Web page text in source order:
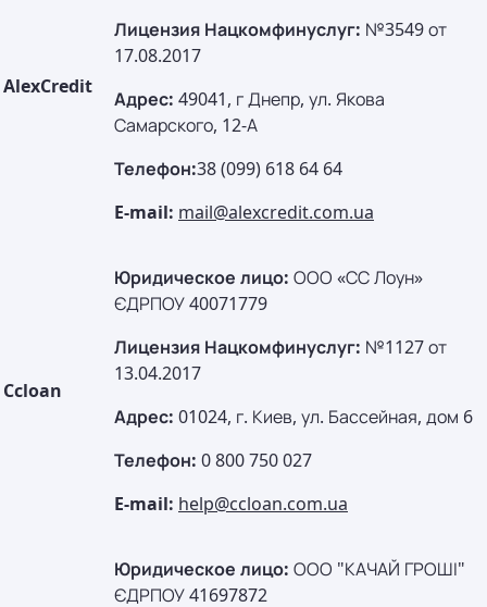
AlexCredit
Лицензия Нацкомфинуслуг: №3549 от
17.08.2017
Адрес: 49041, г Днепр, ул. Якова
Самарского, 12-А
Телефон:38 (099) 618 64 64
E-mail: mail@alexcredit.com.ua
Ccloan
Юридическое лицо: ООО «СС Лоун»
ЄДРПОУ 40071779
Лицензия Нацкомфинуслуг: №1127 от
13.04.2017
Адрес: 01024, г. Киев, ул. Бассейная, дом 6
Телефон: 0 800 750 027
E-mail: help@ccloan.com.ua
Юридическое лицо: ООО "КАЧАЙ ГРОШІ"
ЄДРПОУ 41697872